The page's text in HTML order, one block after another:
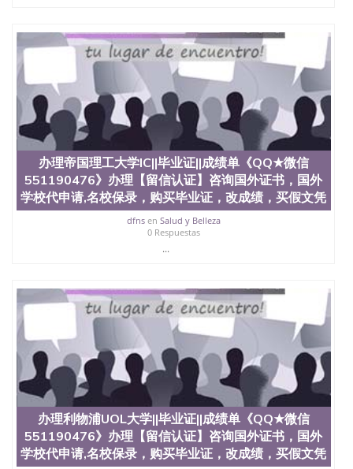
办理帝国理工大学IC||毕业证||成绩单《QQ★微信
551190476》办理【留信认证】咨询国外证书，国外
学校代申请,名校保录，购买毕业证，改成绩，买假文凭
dfnsen Salud y Belleza
0 Respuestas
...
办理利物浦UOL大学||毕业证||成绩单《QQ★微信
551190476》办理【留信认证】咨询国外证书，国外
学校代申请,名校保录，购买毕业证，改成绩，买假文凭